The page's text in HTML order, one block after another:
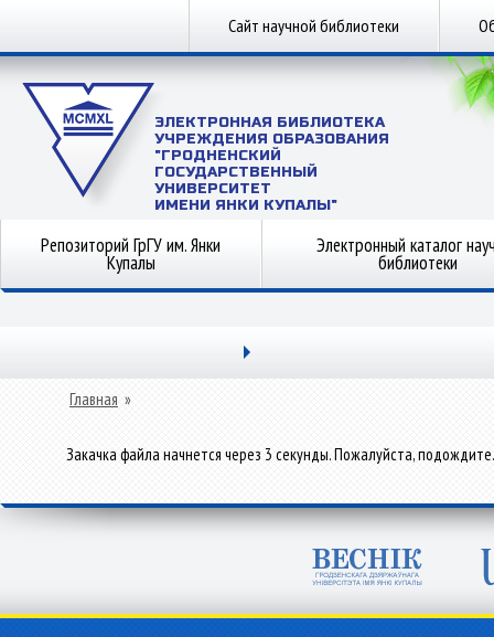
Сайт научной библиотеки
ЭЛЕКТРОННАЯ БИБЛИОТЕКА
УЧРЕЖДЕНИЯ ОБРАЗОВАНИЯ
"ГРОДНЕНСКИЙ
ГОСУДАРСТВЕННЫЙ
УНИВЕРСИТЕТ
ИМЕНИ ЯНКИ КУПАЛЫ"
Репозиторий ГрГУ им. Янки
Купалы
Электронный каталог
библиотеки
Главная »
Закачка файла начнется через 3 секунды. Пожалуйста, подождите.